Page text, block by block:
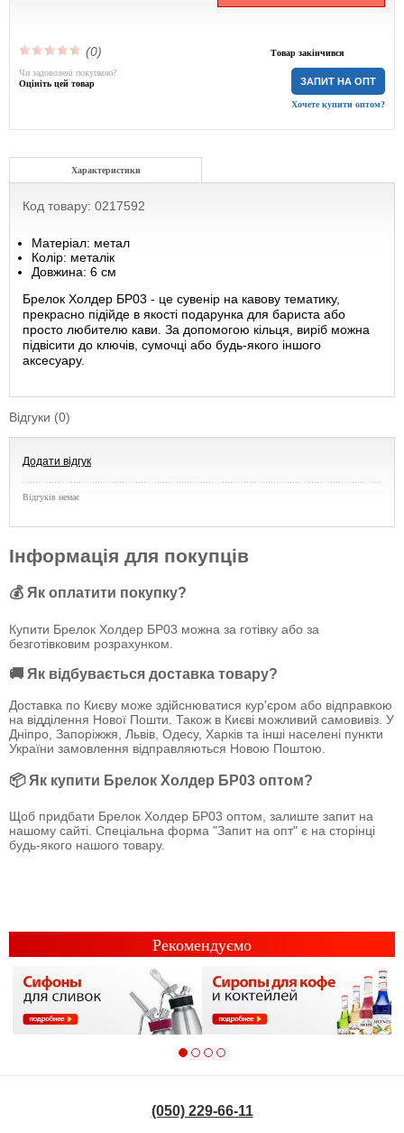
(0) Товар закінчився
ЗАПИТ НА ОПТ
Хочете купити оптом?
Чи задоволені покупкою?
Оцініть цей товар
Характеристики
Код товару: 0217592
Матеріал: метал
Колір: металік
Довжина: 6 см
Брелок Холдер БР03 - це сувенір на кавову тематику,
прекрасно підійде в якості подарунка для бариста або
просто любителю кави. За допомогою кільця, виріб можна
підвісити до ключів, сумочці або будь-якого іншого
аксесуару.
Відгуки (0)
Додати відгук
Відгуків немає
Інформація для покупців
💰 Як оплатити покупку?
Купити Брелок Холдер БР03 можна за готівку або за
безготівковим розрахунком.
🚚 Як відбувається доставка товару?
Доставка по Києву може здійснюватися кур'єром або відправкою
на відділення Нової Пошти. Також в Києві можливий самовивіз. У
Дніпро, Запоріжжя, Львів, Одесу, Харків та інші населені пункти
України замовлення відправляються Новою Поштою.
📦 Як купити Брелок Холдер БР03 оптом?
Щоб придбати Брелок Холдер БР03 оптом, залиште запит на
нашому сайті. Спеціальна форма "Запит на опт" є на сторінці
будь-якого нашого товару.
Рекомендуємо
(050) 229-66-11